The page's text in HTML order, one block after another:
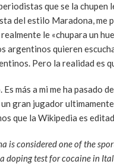
que se la
del estilo Maradona, me
le «chupara un
argentinos quieren
Pero la realidad es
más a mi me ha pasado
gran jugador
que la Wikipedia es
is considered one of the
test for cocaine in